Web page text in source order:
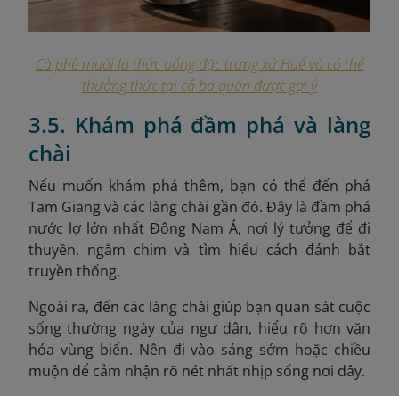
Cà phê muối là thức uống đặc trưng xứ Huế và có thể
thưởng thức tại cả ba quán được gợi ý
3.5. Khám phá đầm phá và làng
chài
Nếu muốn khám phá thêm, bạn có thể đến phá
Tam Giang và các làng chài gần đó. Đây là đầm phá
nước lợ lớn nhất Đông Nam Á, nơi lý tưởng để đi
thuyền, ngắm chim và tìm hiểu cách đánh bắt
truyền thống.
Ngoài ra, đến các làng chài giúp bạn quan sát cuộc
sống thường ngày của ngư dân, hiểu rõ hơn văn
hóa vùng biển. Nên đi vào sáng sớm hoặc chiều
muộn để cảm nhận rõ nét nhất nhịp sống nơi đây.